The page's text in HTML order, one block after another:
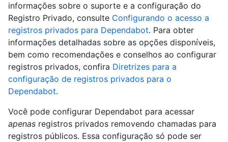
informações sobre o suporte e a configuração do
Registro Privado, consulte Configurando o acesso a
registros privados para Dependabot. Para obter
informações detalhadas sobre as opções disponíveis,
bem como recomendações e conselhos ao configurar
registros privados, confira Diretrizes para a
configuração de registros privados para o
Dependabot.
Você pode configurar Dependabot para acessar
apenas registros privados removendo chamadas para
registros públicos. Essa configuração só pode ser